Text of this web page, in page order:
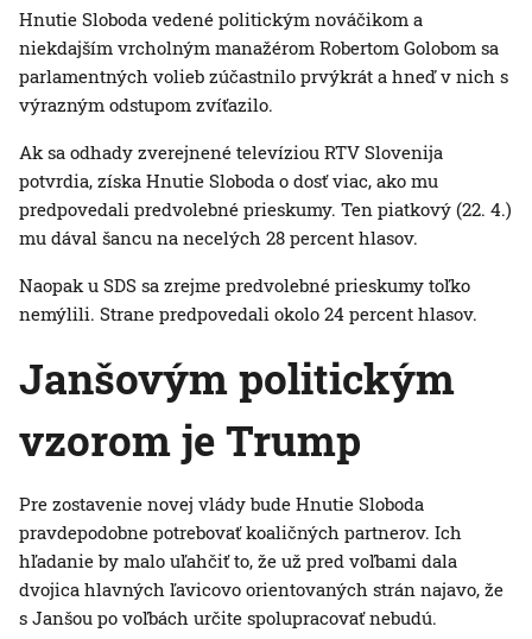
Hnutie Sloboda vedené politickým nováčikom a
niekdajším vrcholným manažérom Robertom Golobom sa
parlamentných volieb zúčastnilo prvýkrát a hneď v nich s
výrazným odstupom zvíťazilo.
Ak sa odhady zverejnené televíziou RTV Slovenija
potvrdia, získa Hnutie Sloboda o dosť viac, ako mu
predpovedali predvolebné prieskumy. Ten piatkový (22. 4.)
mu dával šancu na necelých 28 percent hlasov.
Naopak u SDS sa zrejme predvolebné prieskumy toľko
nemýlili. Strane predpovedali okolo 24 percent hlasov.
Janšovým politickým
vzorom je Trump
Pre zostavenie novej vlády bude Hnutie Sloboda
pravdepodobne potrebovať koaličných partnerov. Ich
hľadanie by malo uľahčiť to, že už pred voľbami dala
dvojica hlavných ľavicovo orientovaných strán najavo, že
s Janšou po voľbách určite spolupracovať nebudú.